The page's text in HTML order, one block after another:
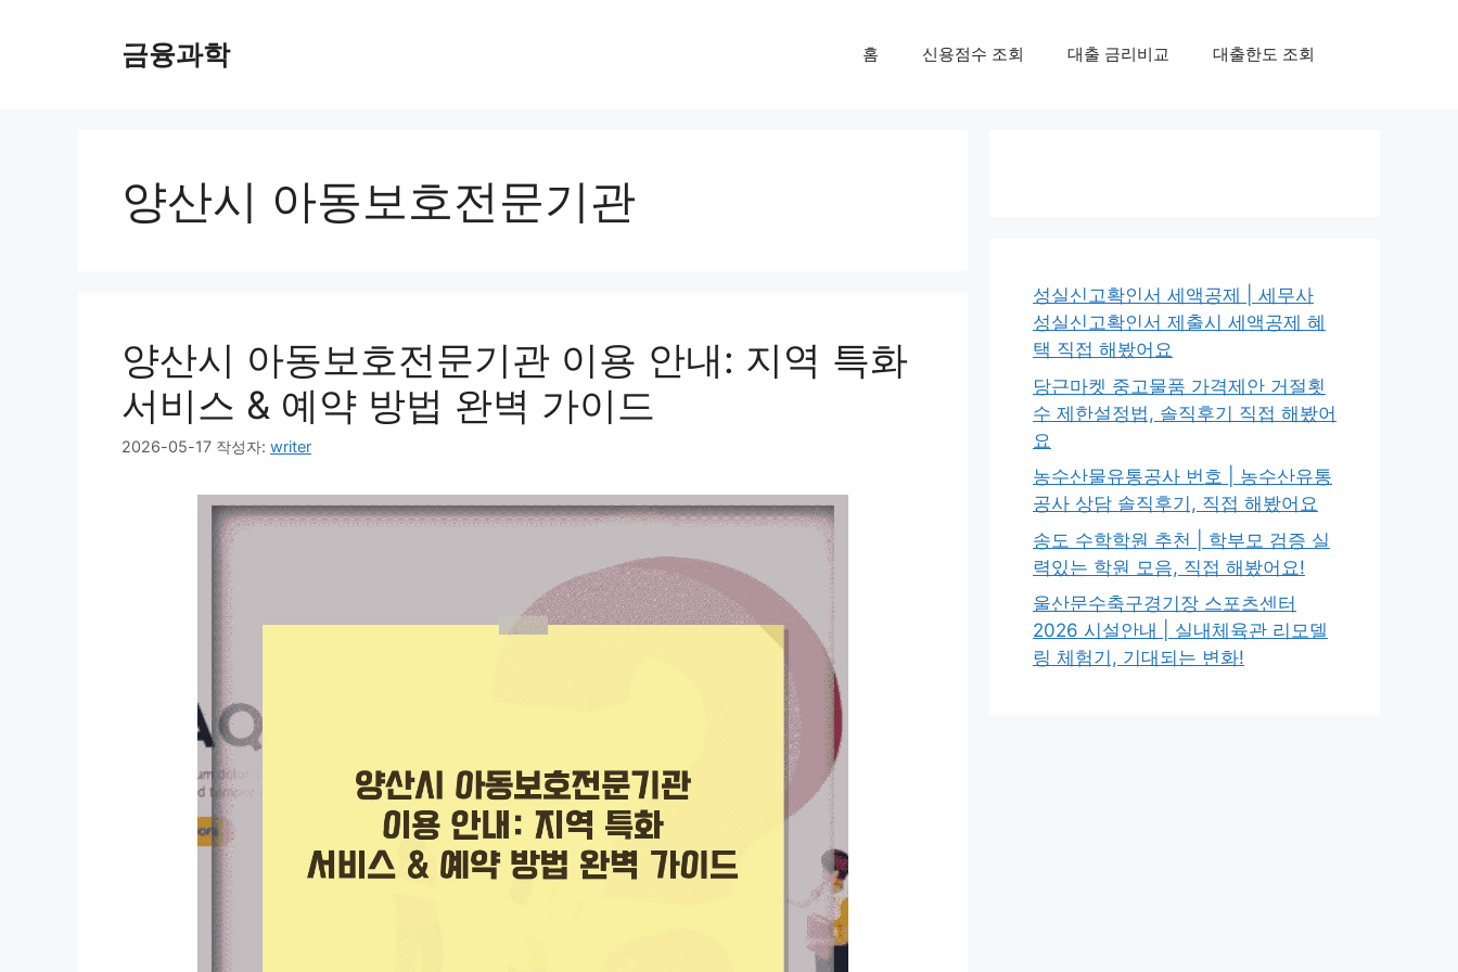
금융과학 홈 신용점수 조회 대출 금리비교 대출한도 조회
양산시 아동보호전문기관
양산시 아동보호전문기관 이용 안내: 지역 특화
서비스 & 예약 방법 완벽 가이드
2026-05-17 작성자: writer
성실신고확인서 세액공제 | 세무사
성실신고확인서 제출시 세액공제 혜
택 직접 해봤어요
당근마켓 중고물품 가격제안 거절횟
수 제한설정법, 솔직후기 직접 해봤어
요
농수산물유통공사 번호 | 농수산유통
공사 상담 솔직후기, 직접 해봤어요
송도 수학학원 추천 | 학부모 검증 실
력있는 학원 모음, 직접 해봤어요!
울산문수축구경기장 스포츠센터
2026 시설안내 | 실내체육관 리모델
링 체험기, 기대되는 변화!